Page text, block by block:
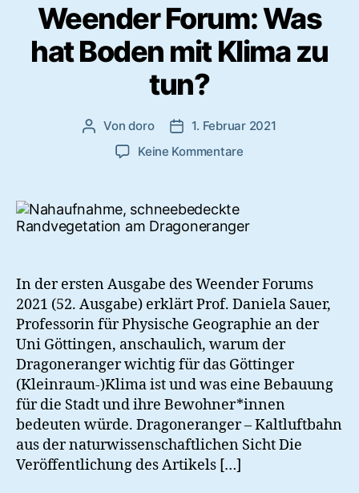
Weender Forum: Was
hat Boden mit Klima zu
tun?
Beitragsautor
Vondoro Veröffentlichungsdatum
1. Februar 2021
Keine Kommentarezu
hat
Klima
zu
tun?
In der ersten Ausgabe des Weender Forums
2021 (52. Ausgabe) erklärt Prof. Daniela Sauer,
Professorin für Physische Geographie an der
Uni Göttingen, anschaulich, warum der
Dragoneranger wichtig für das Göttinger
(Kleinraum-)Klima ist und was eine Bebauung
für die Stadt und ihre Bewohner*innen
bedeuten würde. Dragoneranger – Kaltluftbahn
aus der naturwissenschaftlichen Sicht Die
Veröffentlichung des Artikels […]